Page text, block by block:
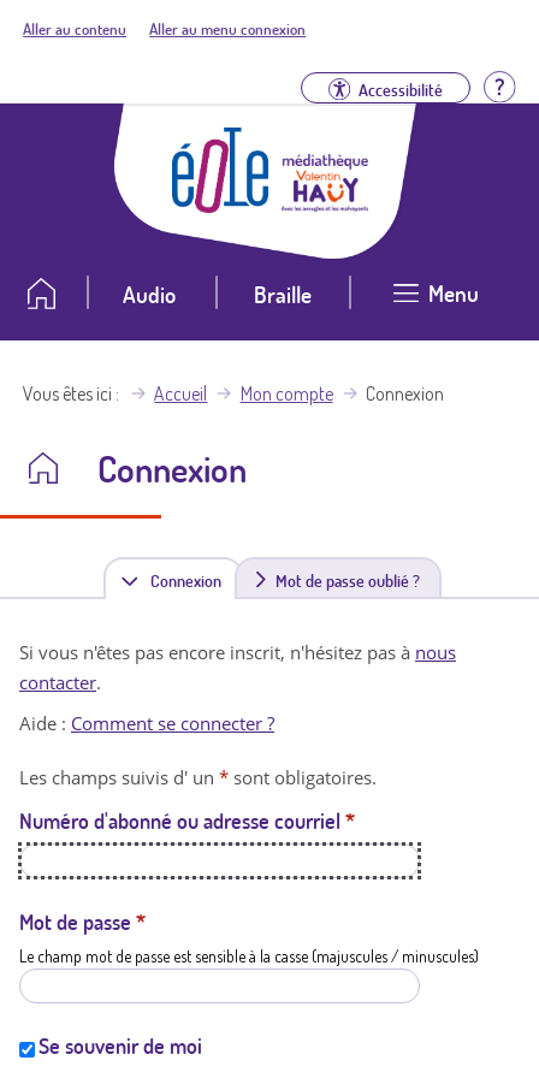
Aller au contenu Aller au menu connexion
Accessibilité
Audio Braille Menu
Vous êtes ici Accueil Mon compte Connexion
Connexion
Connexion(
n
t
a
t
i
Mot de passe oublié ?
Si vous n'êtes pas encore inscrit, n'hésitez pas à nous
contacter.
Aide : Comment se connecter ?
Les champs suivis d' un * sont obligatoires.
Numéro d'abonné ou adresse courriel *
Mot de passe *
Le champ mot de passe est sensible à la casse (majuscules / minuscules)
Se souvenir de moi